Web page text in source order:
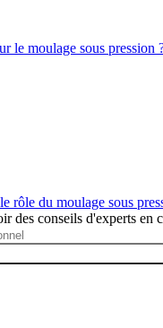
le moulage sous pression
rôle du moulage sous
des conseils d'experts en